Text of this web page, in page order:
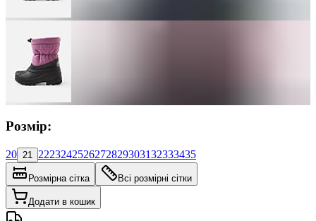
Розмір:
20 21 2223242526272829303132333435
Розмірна сітка Всі розмірні сітки
Додати в кошик